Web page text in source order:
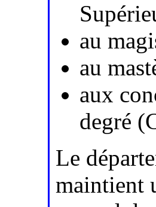
au
au
aux
degré
Le
maintient